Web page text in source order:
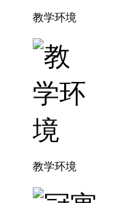
教学环境
教学环境